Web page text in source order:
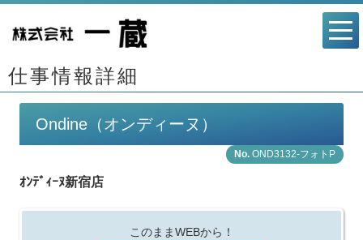
仕事情報詳細
Ondine（オンディーヌ）
OND3132-フォトP
ｵﾝﾃﾞｨｰﾇ新宿店
このままWEBから！